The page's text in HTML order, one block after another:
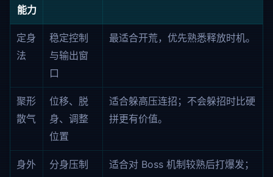
能力
定身
法
稳定控制
与输出窗
口
最适合开荒，优先熟悉释放时机。
聚形
散气
位移、脱
身、调整
位置
适合躲高压连招；不会躲招时比硬
拼更有价值。
身外
分身压制
适合对 Boss 机制较熟后打爆发；